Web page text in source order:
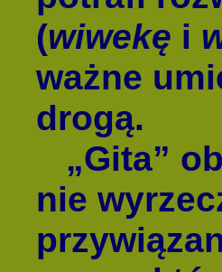
(wiwekę i
ważne
drogą.
„Gita”
nie